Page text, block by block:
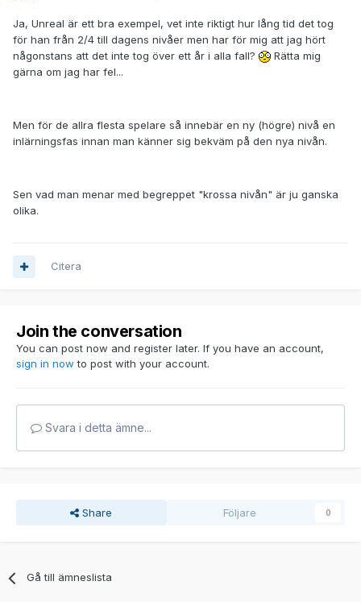
Ja, Unreal är ett bra exempel, vet inte riktigt hur lång tid det tog
för han från 2/4 till dagens nivåer men har för mig att jag hört
någonstans att det inte tog över ett år i alla fall?
Rätta mig
gärna om jag har fel...
Men för de allra flesta spelare så innebär en ny (högre) nivå en
inlärningsfas innan man känner sig bekväm på den nya nivån.
Sen vad man menar med begreppet "krossa nivån" är ju ganska
olika.
Citera
Join the conversation
You can post now and register later. If you have an account,
sign in now to post with your account.
Svara i detta ämne...
Share Följare 0
Gå till ämneslista